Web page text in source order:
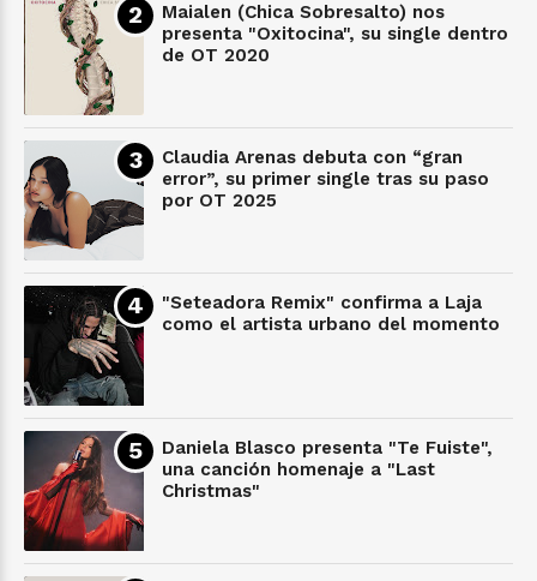
Maialen (Chica Sobresalto) nos
presenta "Oxitocina", su single dentro
de OT 2020
Claudia Arenas debuta con “gran
error”, su primer single tras su paso
por OT 2025
"Seteadora Remix" confirma a Laja
como el artista urbano del momento
Daniela Blasco presenta "Te Fuiste",
una canción homenaje a "Last
Christmas"